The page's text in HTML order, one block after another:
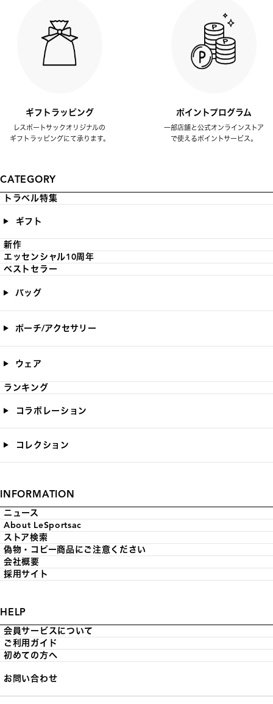
ギフトラッピング
レスポートサックオリジナルの
ギフトラッピングにて承ります。
ポイントプログラム
一部店舗と公式オンラインストア
で使えるポイントサービス。
CATEGORY
トラベル特集
ギフト
新作
エッセンシャル10周年
ベストセラー
バッグ
ポーチ/アクセサリー
ウェア
ランキング
コラボレーション
コレクション
INFORMATION
ニュース
About LeSportsac
ストア検索
偽物・コピー商品にご注意ください
会社概要
採用サイト
HELP
会員サービスについて
ご利用ガイド
初めての方へ
お問い合わせ